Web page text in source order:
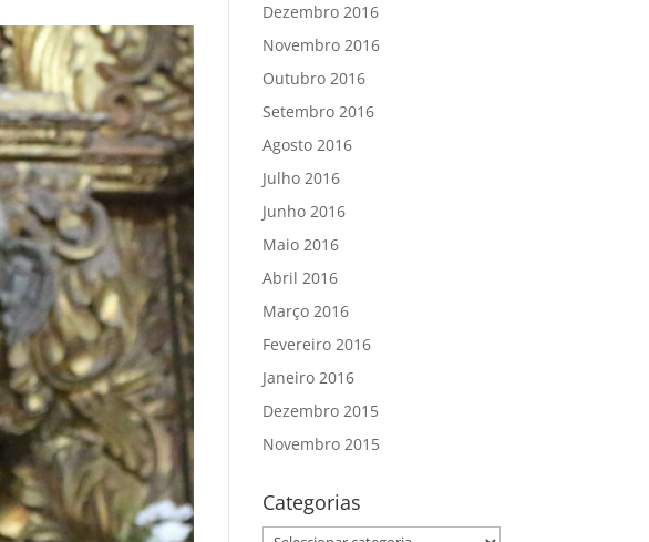
Dezembro 2016
Novembro 2016
Outubro 2016
Setembro 2016
Agosto 2016
Julho 2016
Junho 2016
Maio 2016
Abril 2016
Março 2016
Fevereiro 2016
Janeiro 2016
Dezembro 2015
Novembro 2015
Categorias